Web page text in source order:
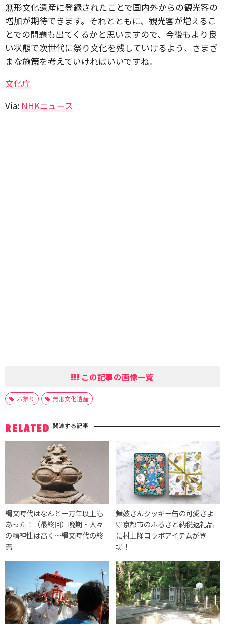
無形文化遺産に登録されたことで国内外からの観光客の
増加が期待できます。それとともに、観光客が増えるこ
とでの問題も出てくるかと思いますので、今後もより良
い状態で次世代に祭り文化を残していけるよう、さまざ
まな施策を考えていければいいですね。
文化庁
Via: NHKニュース
この記事の画像一覧
お祭り 無形文化遺産
RELATED 関連する記事
縄文時代はなんと一万年以上も
あった！（最終回）晩期・人々
の精神性は高く〜縄文時代の終
焉
舞妓さんクッキー缶の可愛さよ
♡京都市のふるさと納税返礼品
に村上隆コラボアイテムが登
場！